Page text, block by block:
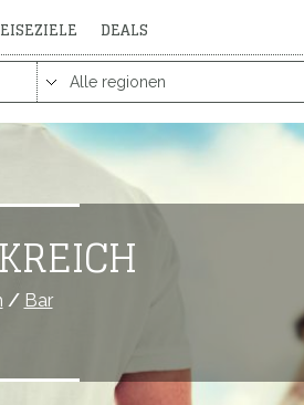
DEALS
/ Bar